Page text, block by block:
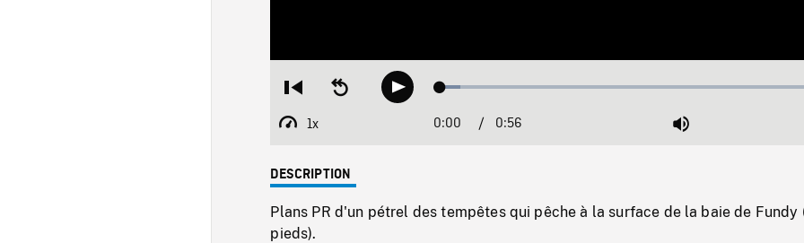
Restart
beginning
Seek
backwardPlay Loaded:
1x
Playback
Current
0:00 / Duration
0:56 Mute
DESCRIPTION
Plans PR d'un pétrel des tempêtes qui pêche à la surface de la baie de Fundy
pieds).